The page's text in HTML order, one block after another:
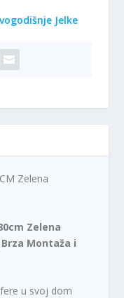
Jelke
Zelena
Zelena
Montaža i
u svoj dom